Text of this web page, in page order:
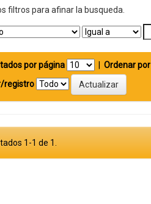
filtros para afinar la busqueda.
por página Ordenar por
registro
1-1 de 1.